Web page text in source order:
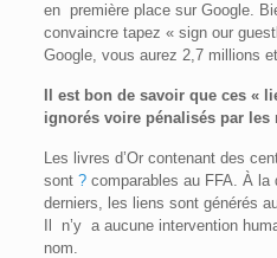
en première place sur Google.
convaincre tapez « sign our
Google, vous aurez 2,7 millions
Il est bon de savoir que ces «
ignorés voire pénalisés par les
Les livres d’Or contenant des
sont ?comparables au FFA. À la
derniers, les liens sont générés
Il n’y a aucune intervention
nom.